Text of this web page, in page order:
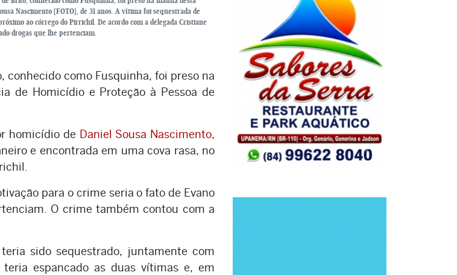
Nascimento [FOTO], de 31 anos. A vítima foi sequestrada de
ao córrego do Pirrichil. De acordo com a delegada Cristiane
drogas que lhe pertenciam.
como Fusquinha, foi preso na
de Homicídio e Proteção à Pessoa de
homicídio de Daniel Sousa Nascimento,
e encontrada em uma cova rasa, no
para o crime seria o fato de Evano
O crime também contou com a
sido sequestrado, juntamente com
espancado as duas vítimas e, em